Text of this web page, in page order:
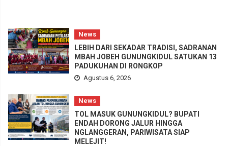
News
LEBIH DARI SEKADAR TRADISI, SADRANAN
MBAH JOBEH GUNUNGKIDUL SATUKAN 13
PADUKUHAN DI RONGKOP
Agustus 6, 2026
News
TOL MASUK GUNUNGKIDUL? BUPATI
ENDAH DORONG JALUR HINGGA
NGLANGGERAN, PARIWISATA SIAP
MELEJIT!